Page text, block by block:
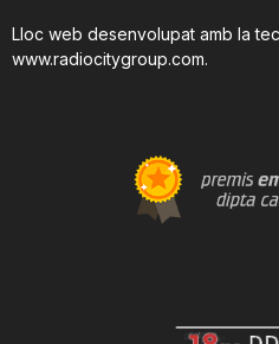
Lloc web desenvolupat amb la
www.radiocitygroup.com.